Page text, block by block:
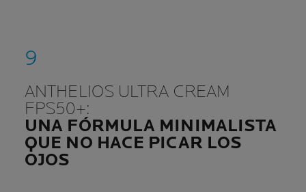
ANTHELIOS ULTRA CREAM
FPS50+:
UNA FÓRMULA MINIMALISTA
QUE NO HACE PICAR LOS
OJOS